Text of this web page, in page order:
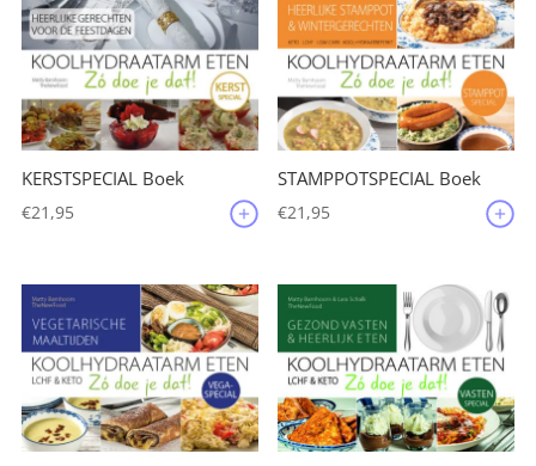
KERSTSPECIAL Boek
€21,95
STAMPPOTSPECIAL Boek
€21,95